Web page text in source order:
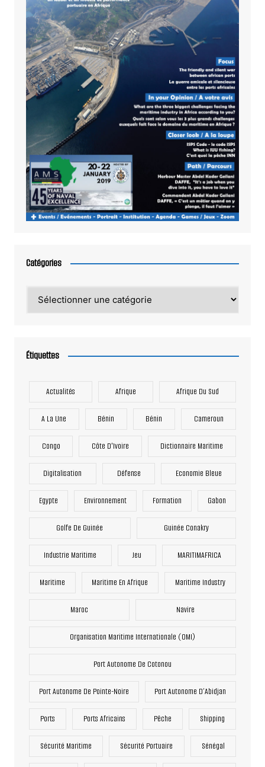
Catégories
Étiquettes
Actualités Afrique Afrique Du Sud
A La Une Bénin Bénin Cameroun
Congo Côte D'Ivoire Dictionnaire Maritime
Digitalisation Défense Economie Bleue
Egypte Environnement Formation Gabon
Golfe De Guinée Guinée Conakry
Industrie Maritime Jeu MARITIMAFRICA
Maritime Maritime En Afrique Maritime Industry
Maroc Navire
Organisation Maritime Internationale (OMI)
Port Autonome De Cotonou
Port Autonome De Pointe-Noire Port Autonome D’Abidjan
Ports Ports Africains Pêche Shipping
Sécurité Maritime Sécurité Portuaire Sénégal